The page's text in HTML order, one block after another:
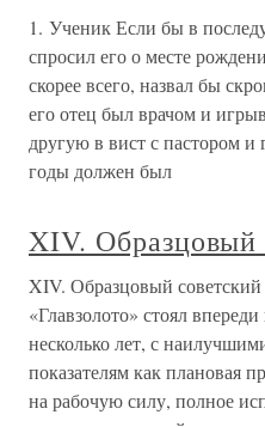
1. Ученик Если бы в
спросил его о месте
скорее всего, назвал бы
его отец был врачом и
другую в вист с пастором и
годы должен был
XIV. Образцовый
XIV. Образцовый советский
«Главзолото» стоял
несколько лет, с
показателям как плановая
на рабочую силу, полное